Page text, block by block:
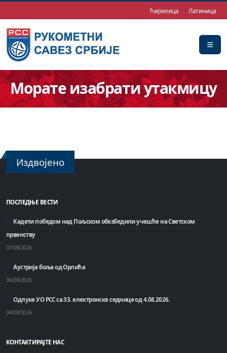
Ћирилица Латиница
Морате изабрати утакмицу
Издвојено
ПОСЛЕДЊЕ ВЕСТИ
Кадети победом над Пољском обезбедили учешће на Светском
првенству
07/08/2026
Аустрија боља од Орлића
06/08/2026
Одлуке УО РСС са 33. електронске седнице од 4.08.2026.
04/08/2026
КОНТАКТИРАЈТЕ НАС